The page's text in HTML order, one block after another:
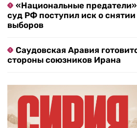
«Национальные
суд РФ поступил иск о
выборов
Саудовская Аравия
стороны союзников Ирана